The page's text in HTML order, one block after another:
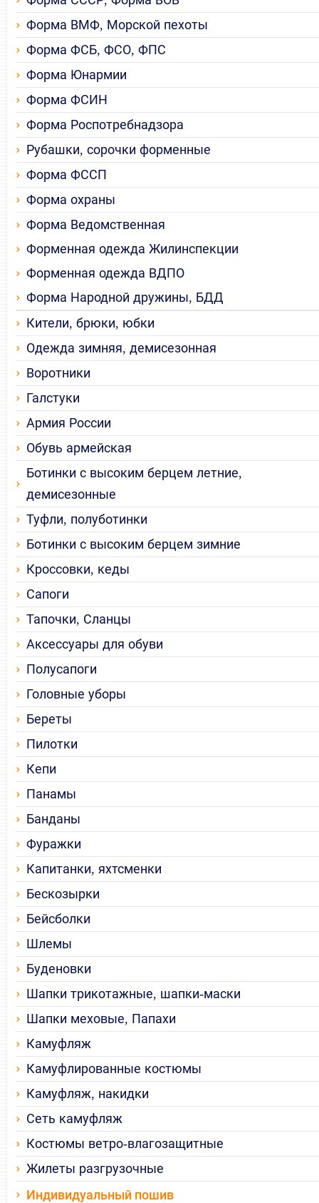
Форма ВМФ, Морской пехоты
Форма ФСБ, ФСО, ФПС
Форма Юнармии
Форма ФСИН
Форма Роспотребнадзора
Рубашки, сорочки форменные
Форма ФССП
Форма охраны
Форма Ведомственная
Форменная одежда Жилинспекции
Форменная одежда ВДПО
Форма Народной дружины, БДД
Кители, брюки, юбки
Одежда зимняя, демисезонная
Воротники
Галстуки
Армия России
Обувь армейская
Ботинки с высоким берцем летние,
демисезонные
Туфли, полуботинки
Ботинки с высоким берцем зимние
Кроссовки, кеды
Сапоги
Тапочки, Сланцы
Аксессуары для обуви
Полусапоги
Головные уборы
Береты
Пилотки
Кепи
Панамы
Банданы
Фуражки
Капитанки, яхтсменки
Бескозырки
Бейсболки
Шлемы
Буденовки
Шапки трикотажные, шапки-маски
Шапки меховые, Папахи
Камуфляж
Камуфлированные костюмы
Камуфляж, накидки
Сеть камуфляж
Костюмы ветро-влагозащитные
Жилеты разгрузочные
Индивидуальный пошив